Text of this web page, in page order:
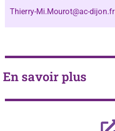
Thierry-Mi.Mourot@ac-dijon.fr
En savoir plus